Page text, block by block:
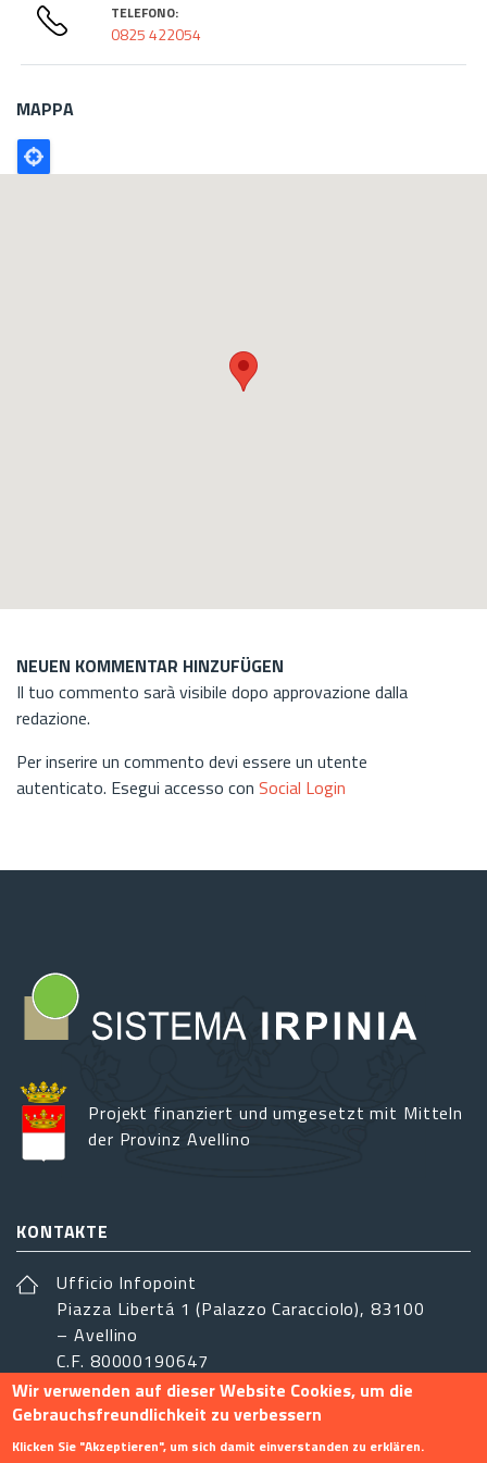
TELEFONO:
0825 422054
MAPPA
Poligono
GEO
NEUEN KOMMENTAR HINZUFÜGEN
Il tuo commento sarà visibile dopo approvazione dalla
redazione.
Per inserire un commento devi essere un utente
autenticato. Esegui accesso con Social Login
Projekt finanziert und umgesetzt mit Mitteln
der Provinz Avellino
KONTAKTE
Ufficio Infopoint
Piazza Libertá 1 (Palazzo Caracciolo), 83100
– Avellino
C.F. 80000190647
sistemairpinia@provincia.avellino.it
FOLGEN SIE UNS
Wir verwenden auf dieser Website Cookies, um die
Gebrauchsfreundlichkeit zu verbessern
Klicken Sie "Akzeptieren", um sich damit einverstanden zu erklären.